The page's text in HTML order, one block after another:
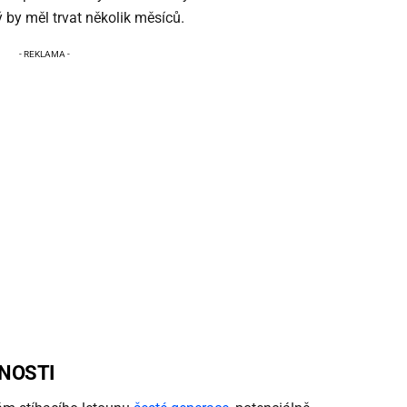
by měl trvat několik měsíců.